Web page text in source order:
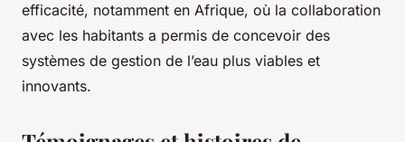
efficacité, notamment en Afrique, où la collaboration
avec les habitants a permis de concevoir des
systèmes de gestion de l’eau plus viables et
innovants.